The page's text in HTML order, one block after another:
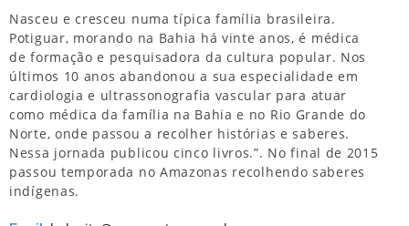
Nasceu e cresceu numa típica família brasileira.
Potiguar, morando na Bahia há vinte anos, é médica
de formação e pesquisadora da cultura popular. Nos
últimos 10 anos abandonou a sua especialidade em
cardiologia e ultrassonografia vascular para atuar
como médica da família na Bahia e no Rio Grande do
Norte, onde passou a recolher histórias e saberes.
Nessa jornada publicou cinco livros.”. No final de 2015
passou temporada no Amazonas recolhendo saberes
indígenas.